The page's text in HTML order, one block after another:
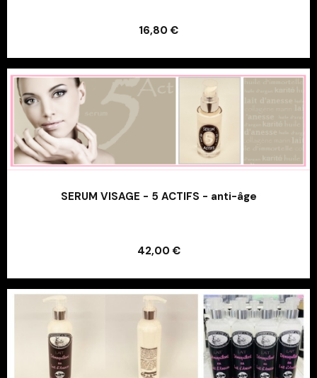
16,80 €
Ajouter au panier
SERUM VISAGE - 5 ACTIFS - anti-âge
42,00 €
Ajouter au panier